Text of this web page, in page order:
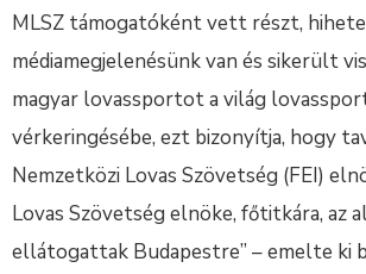
MLSZ támogatóként vett részt,
médiamegjelenésünk van és sikerült
magyar lovassportot a világ
vérkeringésébe, ezt bizonyítja, hogy
Nemzetközi Lovas Szövetség (FEI)
Lovas Szövetség elnöke, főtitkára, az
ellátogattak Budapestre” – emelte ki